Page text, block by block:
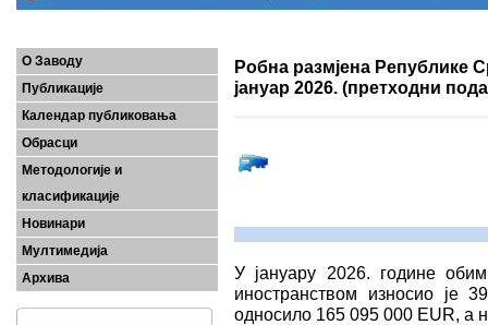
О Заводу
Публикације
Календар публиковања
Обрасци
Методологије и
класификације
Новинари
Мултимедија
Архива
Робна размјена Републике
јануар 2026. (претходни
У јануару 2026. године
иностранством износио је
односило 165 095 000 ЕUR, а